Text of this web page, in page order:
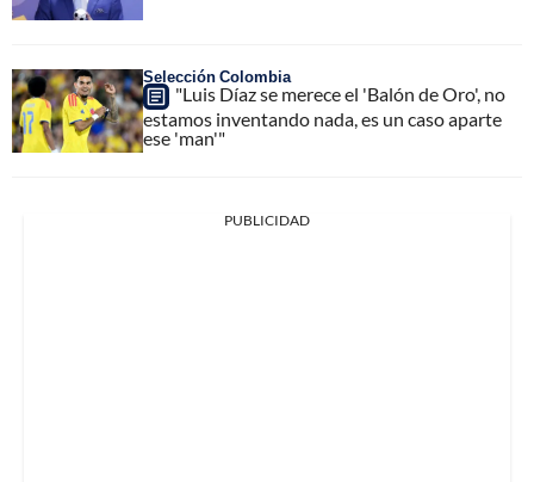
Selección Colombia
"Luis Díaz se merece el 'Balón de Oro', no
estamos inventando nada, es un caso aparte
ese 'man'"
PUBLICIDAD